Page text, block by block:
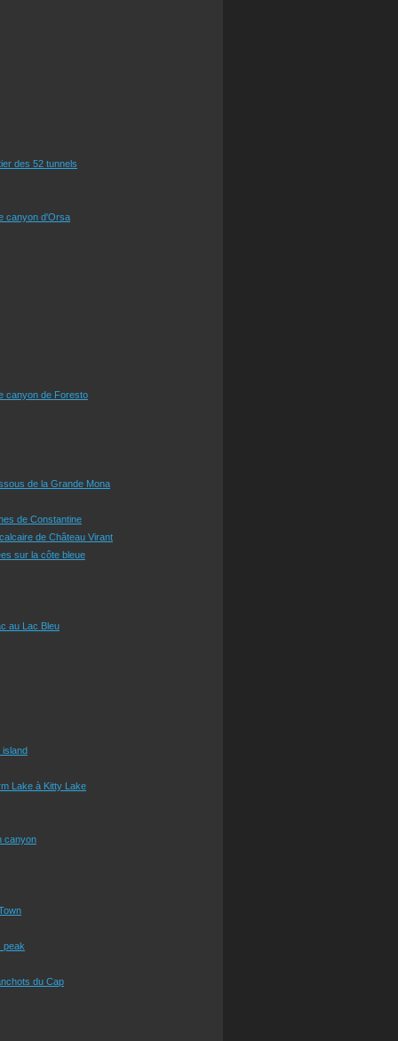
des 52 tunnels
canyon d'Orsa
canyon de Foresto
de la Grande Mona
de Constantine
de Château Virant
sur la côte bleue
au Lac Bleu
island
Lake à Kitty Lake
canyon
peak
du Cap